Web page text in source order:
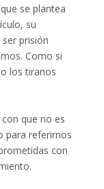
se plantea
su
prisión
Como si
los tiranos
que no es
para referirnos
con